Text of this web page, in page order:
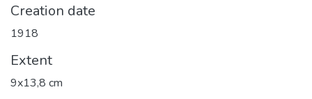
Creation date
1918
Extent
9x13,8 cm